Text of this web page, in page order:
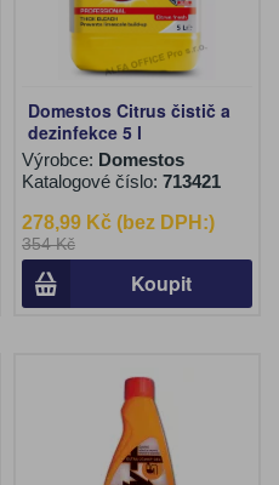
Domestos Citrus čistič a
dezinfekce 5 l
Výrobce: Domestos
Katalogové číslo: 713421
278,99 Kč (bez DPH:)
354 Kč
Koupit